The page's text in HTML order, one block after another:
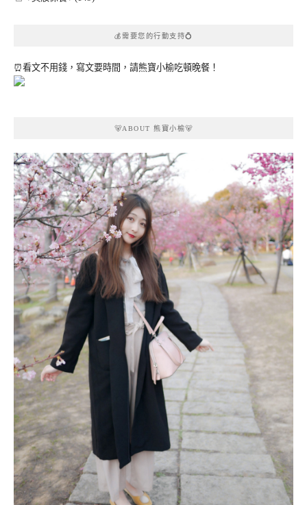
💰需要您的行動支持💍
⏰看文不用錢，寫文要時間，請熊寶小榆吃頓晚餐！
🐻ABOUT 熊寶小榆🐻